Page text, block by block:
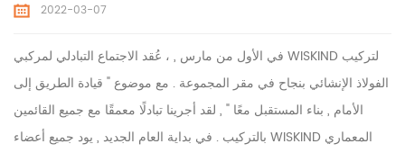
2022-03-07
في الأول من مارس , ، عُقد الاجتماع التبادلي لمركبي WISKIND لتركيب
الفولاذ الإنشائي بنجاح في مقر المجموعة . مع موضوع " قيادة الطريق إلى
الأمام , بناء المستقبل معًا " , لقد أجرينا تبادلًا معمقًا مع جميع القائمين
بالتركيب . في بداية العام الجديد , يود جميع أعضاء WISKIND المعماري